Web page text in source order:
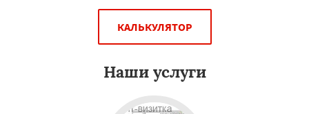
КАЛЬКУЛЯТОР
Наши услуги